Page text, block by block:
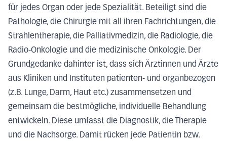
für jedes Organ oder jede Spezialität. Beteiligt sind die
Pathologie, die Chirurgie mit all ihren Fachrichtungen, die
Strahlentherapie, die Palliativmedizin, die Radiologie, die
Radio-Onkologie und die medizinische Onkologie. Der
Grundgedanke dahinter ist, dass sich Ärztinnen und Ärzte
aus Kliniken und Instituten patienten- und organbezogen
(z.B. Lunge, Darm, Haut etc.) zusammensetzen und
gemeinsam die bestmögliche, individuelle Behandlung
entwickeln. Diese umfasst die Diagnostik, die Therapie
und die Nachsorge. Damit rücken jede Patientin bzw.